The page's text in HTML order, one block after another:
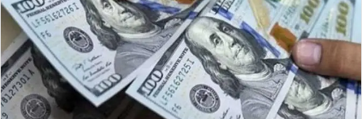
د
ا
إ
ل
ك
ت